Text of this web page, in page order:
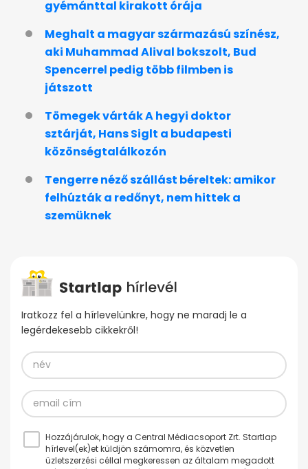
gyémánttal kirakott órája
Meghalt a magyar származású színész,
aki Muhammad Alival bokszolt, Bud
Spencerrel pedig több filmben is
játszott
Tömegek várták A hegyi doktor
sztárját, Hans Siglt a budapesti
közönségtalálkozón
Tengerre néző szállást béreltek: amikor
felhúzták a redőnyt, nem hittek a
szemüknek
Iratkozz fel a hírlevelünkre, hogy ne maradj le a
legérdekesebb cikkekről!
Hozzájárulok, hogy a Central Médiacsoport Zrt. Startlap
hírlevel(ek)et küldjön számomra, és közvetlen
üzletszerzési céllal megkeressen az általam megadott